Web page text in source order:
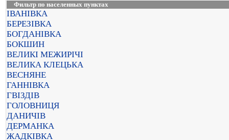
Фильтр по населенных пунктах
ІВАНІВКА
БЕРЕЗІВКА
БОГДАНІВКА
БОКШИН
ВЕЛИКІ МЕЖИРІЧІ
ВЕЛИКА КЛЕЦЬКА
ВЕСНЯНЕ
ГАННІВКА
ГВІЗДІВ
ГОЛОВНИЦЯ
ДАНИЧІВ
ДЕРМАНКА
ЖАДКІВКА